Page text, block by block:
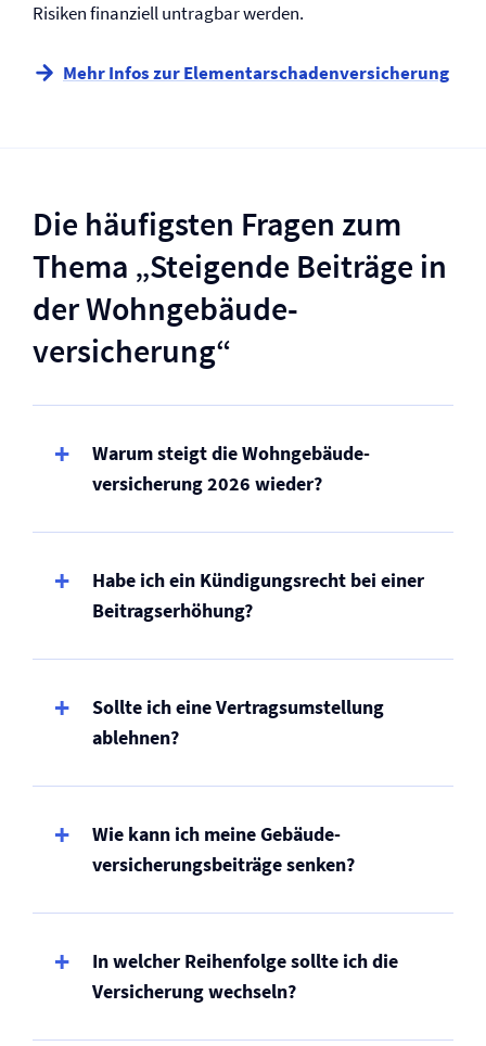
Risiken finanziell untragbar werden.
Mehr Infos zur Elementarschaden­versicherung
Die häufigsten Fragen zum
Thema „Steigende Beiträge in
der Wohngebäude­
versicherung“
Warum steigt die Wohngebäude­
versicherung 2026 wieder?
Habe ich ein Kündigungsrecht bei einer
Beitragserhöhung?
Sollte ich eine Vertragsumstellung
ablehnen?
Wie kann ich meine Gebäude­
versicherungsbeiträge senken?
In welcher Reihenfolge sollte ich die
Versicherung wechseln?